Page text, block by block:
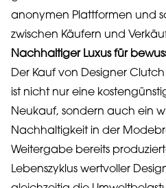
anonymen Plattformen und
zwischen Käufern und
Nachhaltiger Luxus für
Der Kauf von Designer
ist nicht nur eine
Neukauf, sondern auch ein
Nachhaltigkeit in der
Weitergabe bereits
Lebenszyklus wertvoller